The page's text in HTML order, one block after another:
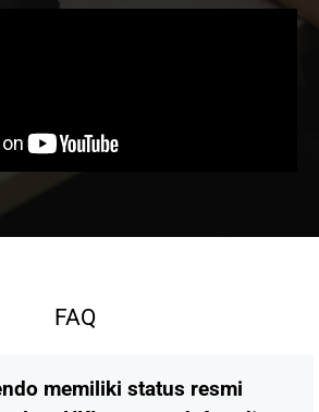
FAQ
memiliki status resmi